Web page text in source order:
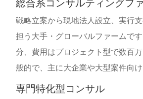
総合系コンサルティングフ
戦略立案から現地法人設立、実行
担う大手・グローバルファームで
分、費用はプロジェクト型で数百
般的で、主に大企業や大型案件向け
専門特化型コンサル